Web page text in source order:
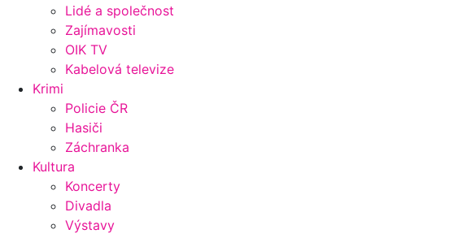
Lidé a společnost
Zajímavosti
OIK TV
Kabelová televize
Krimi
Policie ČR
Hasiči
Záchranka
Kultura
Koncerty
Divadla
Výstavy